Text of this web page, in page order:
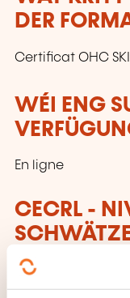
DER
Certificat OHC
WÉI ENG
En ligne
CECRL -
Jiddereen, deen